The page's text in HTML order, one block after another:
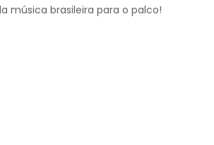
música brasileira para o palco!